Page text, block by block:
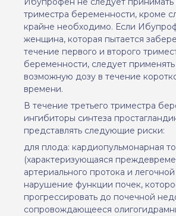
триместра беременности, кроме
крайне необходимо. Если
женщина, которая пытается
течение первого и второго
беременности, следует
возможную дозу в течение
времени.
В течение третьего триместра
ингибиторы синтеза
представлять следующие риски:
для плода: кардиопульмонарная
(характеризующаяся
артериального протока и
нарушение функции почек,
прогрессировать до почечной
сопровождающееся